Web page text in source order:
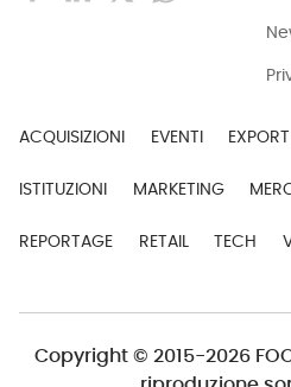
ACQUISIZIONI EVENTI EXPORT
ISTITUZIONI MARKETING
REPORTAGE RETAIL TECH
Copyright © 2015-2026